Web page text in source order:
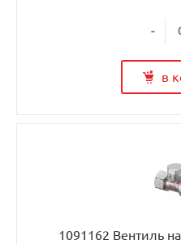
-
в
1091162 Вентиль